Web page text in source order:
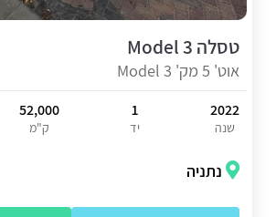
טסלה Model 3
אוט' 5 מק' Model 3
2022
שנה
1
יד
52,000
ק"מ
נתניה